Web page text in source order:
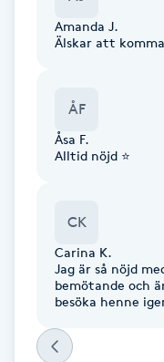
Fotsvamp
Fransfärgning
Fransförlängning
Fransförlängning
Amanda J.
Älskar att
ÅF
Åsa F.
Alltid nöjd ⭐️
CK
Carina K.
Jag är så nöjd
bemötande och
besöka henne